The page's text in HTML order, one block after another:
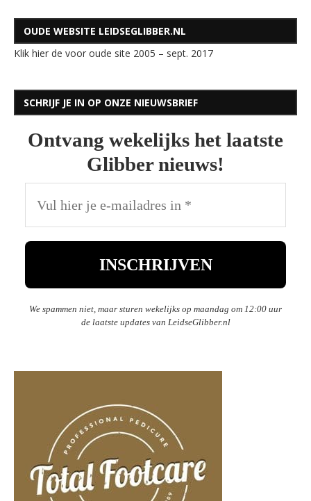
OUDE WEBSITE LEIDSEGLIBBER.NL
Klik hier de voor oude site 2005 – sept. 2017
SCHRIJF JE IN OP ONZE NIEUWSBRIEF
Ontvang wekelijks het laatste
Glibber nieuws!
We spammen niet, maar sturen wekelijks op maandag om 12:00 uur
de laatste updates van LeidseGlibber.nl